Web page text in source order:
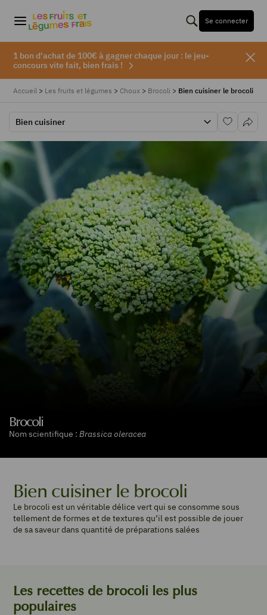
Se connecter
1 bon d'achat de 100€ à gagner chaque jour : le jeu-
concours vite fait, bien frais !
Accueil > Les fruits et légumes > Choux > Brocoli > Bien cuisiner le brocoli
Bien cuisiner
Brocoli
Nom scientifique : Brassica oleracea
Bien cuisiner le brocoli
Le brocoli est un véritable délice vert qui se consomme sous
tellement de formes et de textures qu’il est possible de jouer
de sa saveur dans quantité de préparations salées
Les recettes de brocoli les plus
populaires